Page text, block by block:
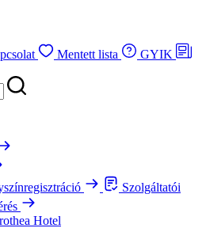
Mentett lista
GYIK
Szolgáltatói
Hotel